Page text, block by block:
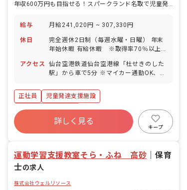
年収600万円も目指せる！スパークランド名取で児童発達支援管理責任者
給与 月給241,020円 ~ 307,330円
休日
完全週休2日制（毎週水曜・日曜） 年末
年始休暇 有給休暇 ※取得率70％以上
暇 産前産後・育児休暇 ※取得率
100％、復帰率80％ 介護・看護休暇
アクセス
仙台空港鉄道仙台空港線「杜せきのした
駅」から車で5分 ※マイカー通勤OK、無
正社員
児童発達支援施設
ボーナス・賞与あり
寮・住宅・家賃補助あり
社会保険完備
残業少なめ
昇給昇進あり
詳しく見る
キープ
運動学習支援教室そら・ふね 高砂
保育
士の求人
株式会社ウェルリソース